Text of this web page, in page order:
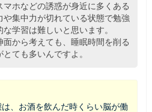
マホなどの誘惑が身近に多くある
や集中力が切れている状態で勉強
な学習は難しいと思います。
面から考えても、睡眠時間を削る
ても多いんですよ。
、お酒を飲んだ時くらい脳が働